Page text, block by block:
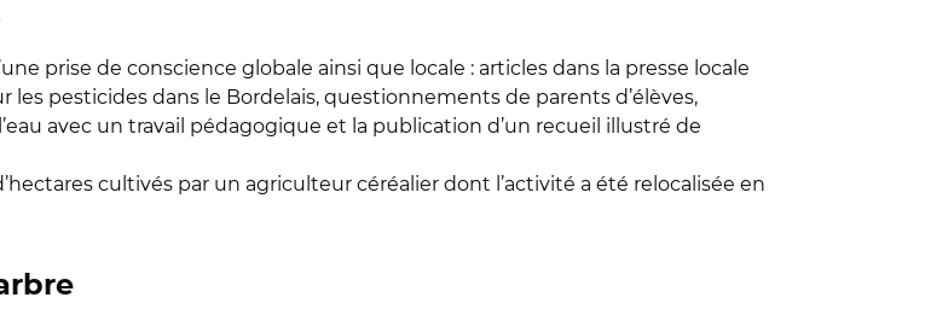
prise de conscience globale ainsi que locale : articles dans la presse locale
pesticides dans le Bordelais, questionnements de parents d’élèves,
avec un travail pédagogique et la publication d’un recueil illustré de
cultivés par un agriculteur céréalier dont l’activité a été relocalisée en